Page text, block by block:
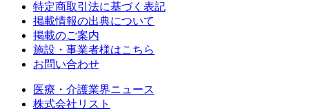
特定商取引法に基づく表記
掲載情報の出典について
掲載のご案内
施設・事業者様はこちら
お問い合わせ
医療・介護業界ニュース
株式会社リスト